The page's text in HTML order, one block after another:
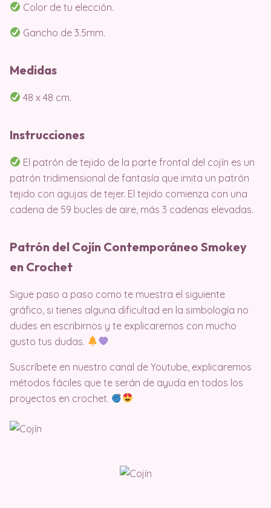
Color de tu elección.
Gancho de 3.5mm.
Medidas
48 x 48 cm.
Instrucciones
El patrón de tejido de la parte frontal del cojín es un
patrón tridimensional de fantasía que imita un patrón
tejido con agujas de tejer. El tejido comienza con una
cadena de 59 bucles de aire, más 3 cadenas elevadas.
Patrón del Cojín Contemporáneo Smokey
en Crochet
Sigue paso a paso como te muestra el siguiente
gráfico, si tienes alguna dificultad en la simbología no
dudes en escribirnos y te explicaremos con mucho
gusto tus dudas.
Suscríbete en nuestro canal de Youtube, explicaremos
métodos fáciles que te serán de ayuda en todos los
proyectos en crochet.